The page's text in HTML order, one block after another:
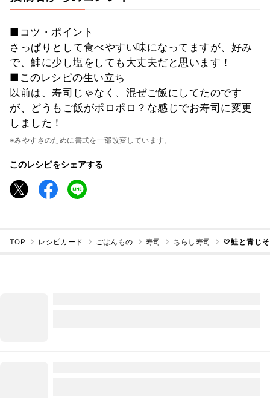
■コツ・ポイント
さっぱりとして食べやすい味になってますが、好み
で、鮭に少し塩をしても大丈夫だと思います！
■このレシピの生い立ち
以前は、寿司じゃなく、混ぜご飯にしてたのです
が、どうもご飯がポロポロ？な感じでお寿司に変更
しました！
※みやすさのために書式を一部改変しています。
このレシピをシェアする
TOP レシピカード ごはんもの 寿司 ちらし寿司 ♡鮭と青じ